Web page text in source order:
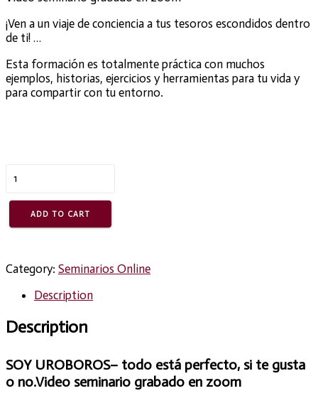
¡Ven a un viaje de conciencia a tus tesoros escondidos dentro
de ti! …
Esta formación es totalmente práctica con muchos
ejemplos, historias, ejercicios y herramientas para tu vida y
para compartir con tu entorno.
UROBOROS
-
chakra
online
hrs.
ADD TO CART
Category: Seminarios Online
Description
Description
SOY UROBOROS– todo está perfecto, si te gusta
o no.Video seminario grabado en zoom